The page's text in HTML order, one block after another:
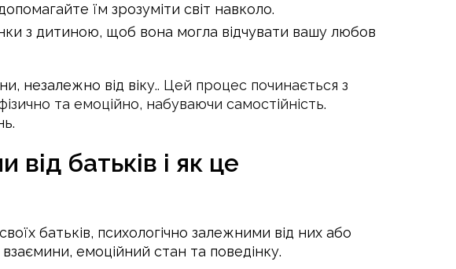
їм зрозуміти світ навколо.
з дитиною, щоб вона могла відчувати вашу любов
незалежно від віку.. Цей процес починається з
та емоційно, набуваючи самостійність.
батьків і як це
батьків, психологічно залежними від них або
емоційний стан та поведінку.